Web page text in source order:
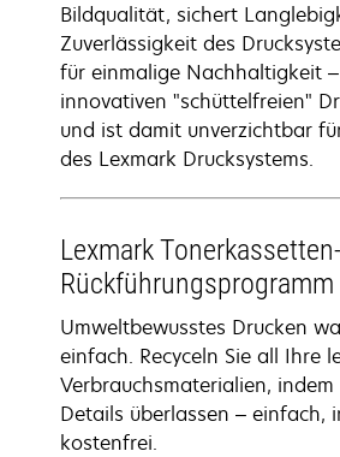
Bildqualität, sichert
Zuverlässigkeit des
für einmalige Nachhaltigkeit
innovativen "schüttelfreien"
und ist damit unverzichtbar
des Lexmark Drucksystems.
Lexmark Tonerkassetten-
Rückführungsprogramm
Umweltbewusstes Drucken
einfach. Recyceln Sie all Ihre
Verbrauchsmaterialien, indem
Details überlassen – einfach,
kostenfrei.